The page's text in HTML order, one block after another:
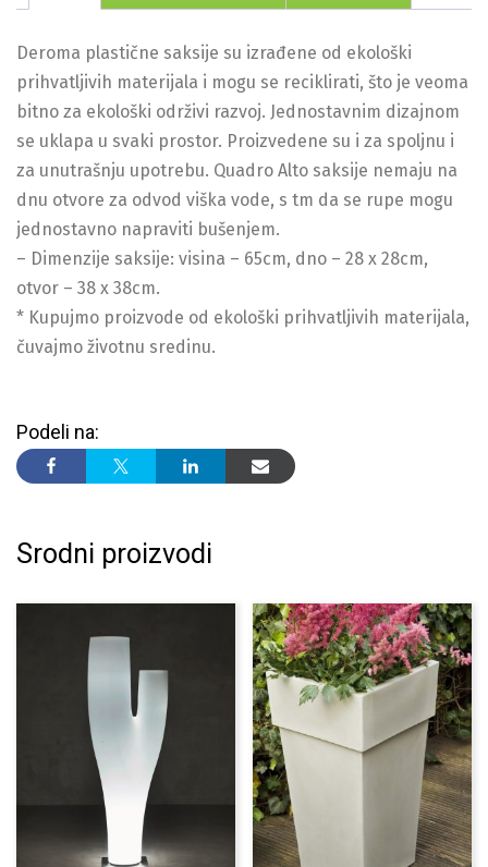
Deroma plastične saksije su izrađene od ekološki
prihvatljivih materijala i mogu se reciklirati, što je veoma
bitno za ekološki održivi razvoj. Jednostavnim dizajnom
se uklapa u svaki prostor. Proizvedene su i za spoljnu i
za unutrašnju upotrebu. Quadro Alto saksije nemaju na
dnu otvore za odvod viška vode, s tm da se rupe mogu
jednostavno napraviti bušenjem.
– Dimenzije saksije: visina – 65cm, dno – 28 x 28cm,
otvor – 38 x 38cm.
* Kupujmo proizvode od ekološki prihvatljivih materijala,
čuvajmo životnu sredinu.
Podeli na:
Srodni proizvodi